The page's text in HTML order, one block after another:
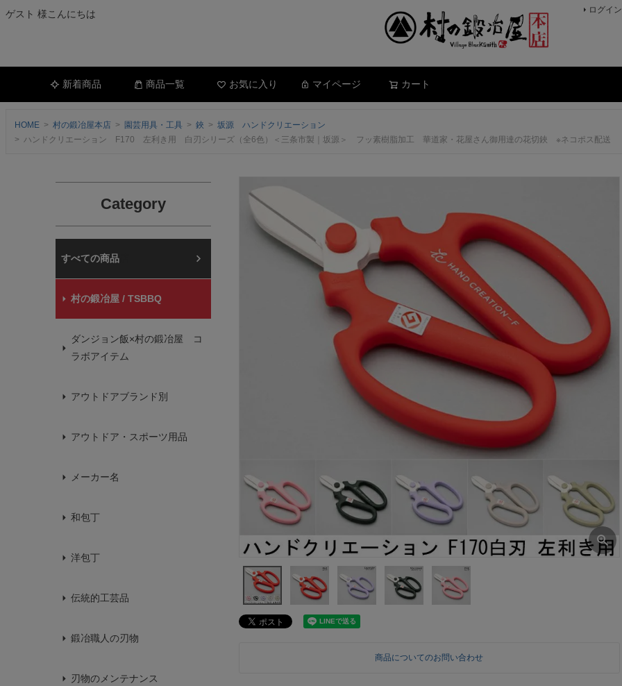
ゲスト 様こんにちは ログイン
新着商品 商品一覧 お気に入り マイページ カート
HOME 村の鍛冶屋本店 園芸用具・工具 鋏
坂源 ハンドクリエーション
ハンドクリエーション F170 左利き用 白刃シリーズ（全6色）＜三条市製｜坂源＞ フッ素樹脂加工 華道家・花屋さん御用達の花切鋏 ※ネコポス配送
Category
村の鍛冶屋本店
村の鍛冶屋 / TSBBQ
ダンジョン飯×村の鍛冶屋 コ
ラボアイテム
アウトドアブランド別
アウトドア・スポーツ用品
メーカー名
和包丁
洋包丁
伝統的工芸品
鍛冶職人の刃物
刃物のメンテナンス
商品についてのお問い合わせ